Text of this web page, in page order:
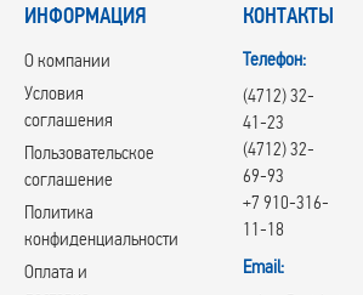
ИНФОРМАЦИЯ
О компании
Условия
соглашения
Пользовательское
соглашение
Политика
конфиденциальности
Оплата и
КОНТАКТЫ
Телефон:
(4712) 32-
41-23
(4712) 32-
69-93
+7 910-316-
11-18
Email: